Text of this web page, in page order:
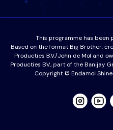
This programme has been
Based on the format Big Brother,
Producties B.V./John de Mol and
Producties BV., part of the Banijay
Copyright © Endamol